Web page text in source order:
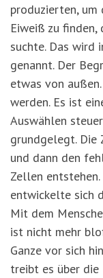
produzierten, um
Eiweiß zu finden,
suchte. Das wird
genannt. Der
etwas von
werden. Es ist
Auswählen
grundgelegt. Die
und dann den
Zellen
entwickelte sich
Mit dem
ist nicht mehr
Ganze vor sich
treibt es über die